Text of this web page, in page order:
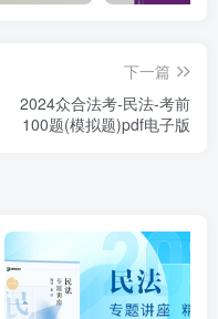
下一篇
2024众合法考-民法-考前
100题(模拟题)pdf电子版